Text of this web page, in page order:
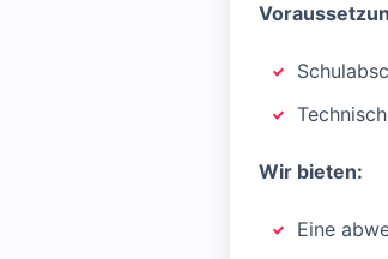
Wir bieten:
Eine